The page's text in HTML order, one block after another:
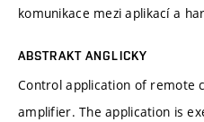
komunikace mezi aplikací a
ABSTRAKT ANGLICKY
Control application of remote
amplifier. The application is